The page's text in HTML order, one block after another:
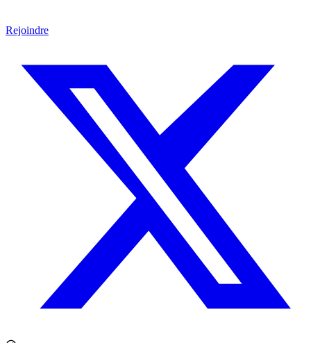
Rejoindre